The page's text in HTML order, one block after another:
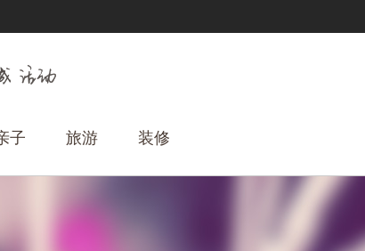
子 旅游 装修